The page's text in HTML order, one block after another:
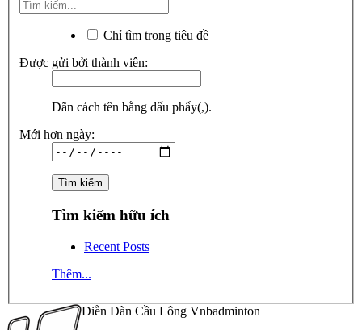
Chỉ tìm trong tiêu đề
Được gửi bởi thành viên:
Dãn cách tên bằng dấu phẩy(,).
Mới hơn ngày:
Tìm kiếm hữu ích
Recent Posts
Thêm...
Diễn Đàn Cầu Lông Vnbadminton